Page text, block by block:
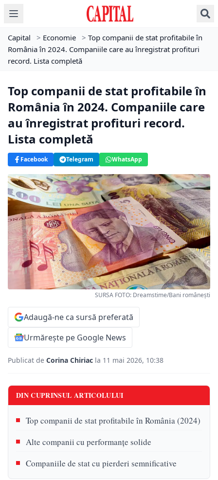
Capital > Economie > Top companii de stat profitabile în
România în 2024. Companiile care au înregistrat profituri
record. Lista completă
Top companii de stat profitabile în
România în 2024. Companiile care
au înregistrat profituri record.
Lista completă
Facebook Telegram WhatsApp
SURSA FOTO: Dreamstime/Bani românești
Adaugă-ne ca sursă preferată
Urmărește pe Google News
Publicat de Corina Chiriac la 11 mai 2026, 10:38
DIN CUPRINSUL ARTICOLULUI
Top companii de stat profitabile în România (2024)
Alte companii cu performanțe solide
Companiile de stat cu pierderi semnificative